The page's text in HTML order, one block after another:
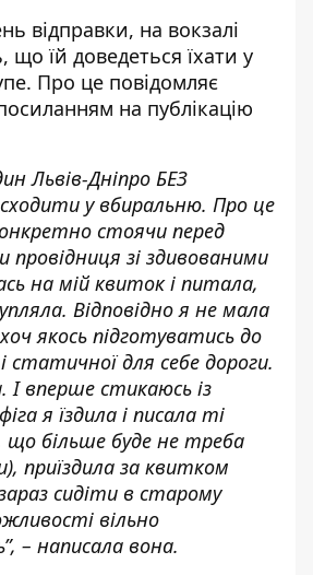
відправки, на вокзалі
що їй доведеться їхати у
Про це повідомляє
на публікацію
Львів-Дніпро БЕЗ
у вбиральню. Про це
стоячи перед
провідниця зі здивованими
на мій квиток і питала,
Відповідно я не мала
якось підготуватись до
статичної для себе дороги.
І вперше стикаюсь із
я їздила і писала ті
що більше буде не треба
приїздила за квитком
сидіти в старому
вільно
– написала вона.